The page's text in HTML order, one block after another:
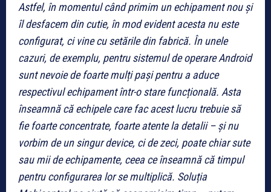
Astfel, în momentul când primim un echipament nou și
îl desfacem din cutie, în mod evident acesta nu este
configurat, ci vine cu setările din fabrică. În unele
cazuri, de exemplu, pentru sistemul de operare Android
sunt nevoie de foarte mulți pași pentru a aduce
respectivul echipament într-o stare funcțională. Asta
înseamnă că echipele care fac acest lucru trebuie să
fie foarte concentrate, foarte atente la detalii – și nu
vorbim de un singur device, ci de zeci, poate chiar sute
sau mii de echipamente, ceea ce înseamnă că timpul
pentru configurarea lor se multiplică. Soluția